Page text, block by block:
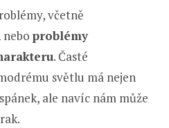
včetně
nebo problémy
. Časté
světlu má nejen
ale navíc nám může